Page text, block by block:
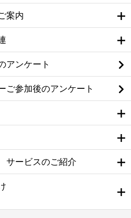
案内
アンケート
ご参加後のアンケート
ービスのご紹介